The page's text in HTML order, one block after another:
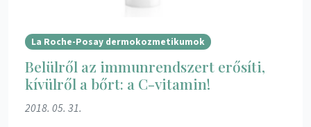
La Roche-Posay dermokozmetikumok
Belülről az immunrendszert erősíti,
kívülről a bőrt: a C-vitamin!
2018. 05. 31.